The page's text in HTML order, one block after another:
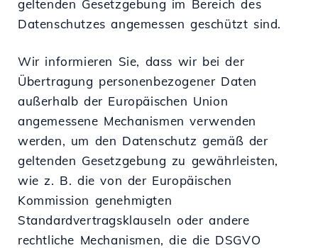
geltenden Gesetzgebung im Bereich des
Datenschutzes angemessen geschützt sind.
Wir informieren Sie, dass wir bei der
Übertragung personenbezogener Daten
außerhalb der Europäischen Union
angemessene Mechanismen verwenden
werden, um den Datenschutz gemäß der
geltenden Gesetzgebung zu gewährleisten,
wie z. B. die von der Europäischen
Kommission genehmigten
Standardvertragsklauseln oder andere
rechtliche Mechanismen, die die DSGVO